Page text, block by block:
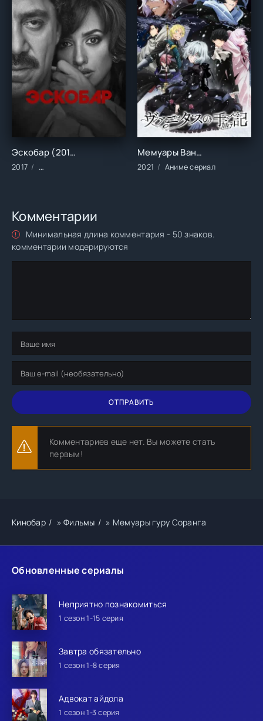
Обновленные сериалы
Неприятно познакомиться
1 сезон 1-15 серия
Завтра обязательно
1 сезон 1-8 серия
Адвокат айдола
1 сезон 1-3 серия
Эскобар (2017)
2017 Фильмы/Зарубежные/Биография/Драма/Криминал
Мемуары Ванитаса (2021)
2021 Аниме сериал
Комментарии
Минимальная длина комментария - 50 знаков.
комментарии модерируются
ОТПРАВИТЬ
Комментариев еще нет. Вы можете стать
первым!
Кинобар »Фильмы » Мемуары гуру Соранга